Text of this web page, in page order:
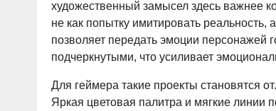
художественный замысел здесь важнее
не как попытку имитировать реальность,
позволяет передать эмоции персонажей
подчеркнутыми, что усиливает
Для геймера такие проекты становятся
Яркая цветовая палитра и мягкие линии